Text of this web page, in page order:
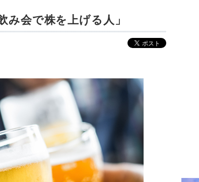
み会で株を上げる人」